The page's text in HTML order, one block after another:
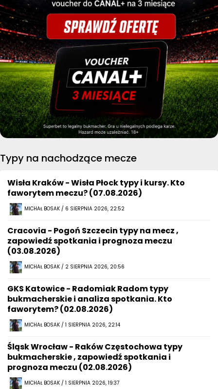
Typy na nachodzące mecze
Wisła Kraków - Wisła Płock typy i kursy. Kto
faworytem meczu? (07.08.2026)
MICHAŁ BOSAK / 6 SIERPNIA 2026, 22:52
Cracovia - Pogoń Szczecin typy na mecz ,
zapowiedź spotkania i prognoza meczu
(03.08.2026)
MICHAŁ BOSAK / 2 SIERPNIA 2026, 20:56
GKS Katowice - Radomiak Radom typy
bukmacherskie i analiza spotkania. Kto
faworytem? (02.08.2026)
MICHAŁ BOSAK / 1 SIERPNIA 2026, 22:14
Śląsk Wrocław - Raków Częstochowa typy
bukmacherskie , zapowiedź spotkania i
prognoza meczu (02.08.2026)
MICHAŁ BOSAK / 1 SIERPNIA 2026, 19:37